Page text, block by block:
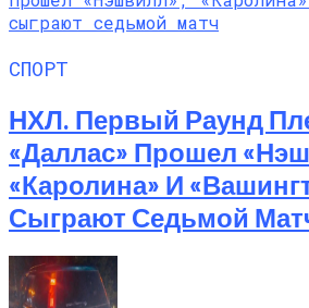
СПОРТ
НХЛ. Первый Раунд
«Даллас» Прошел
«Каролина» И
Сыграют Седьмой